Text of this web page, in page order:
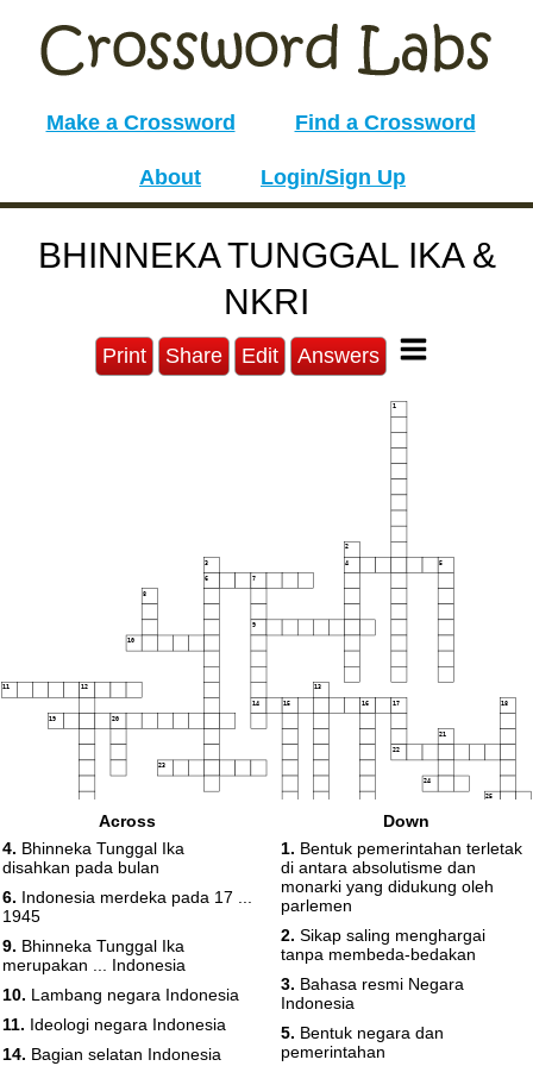
Make a Crossword Find a Crossword
About Login/Sign Up
BHINNEKA TUNGGAL IKA &
NKRI
Print Share Edit Answers
1
2
3 4 5
6 7
8
9
10
11 12 13
14 15 16 17 18
19 20
21
22
23
24
25
28
29
Across
4. Bhinneka Tunggal Ika
disahkan pada bulan
6. Indonesia merdeka pada 17 ...
1945
9. Bhinneka Tunggal Ika
merupakan ... Indonesia
10. Lambang negara Indonesia
11. Ideologi negara Indonesia
14. Bagian selatan Indonesia
Down
1. Bentuk pemerintahan terletak
di antara absolutisme dan
monarki yang didukung oleh
parlemen
2. Sikap saling menghargai
tanpa membeda-bedakan
3. Bahasa resmi Negara
Indonesia
5. Bentuk negara dan
pemerintahan